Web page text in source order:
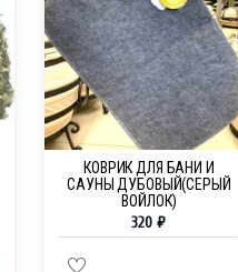
КОВРИК ДЛЯ БАНИ И
САУНЫ ДУБОВЫЙ(СЕРЫЙ
ВОЙЛОК)
320₽